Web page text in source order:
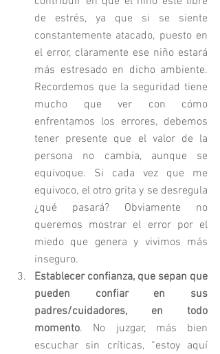
de estrés, ya que si se siente
constantemente atacado, puesto en
el error, claramente ese niño estará
más estresado en dicho ambiente.
Recordemos que la seguridad tiene
mucho que ver con cómo
enfrentamos los errores, debemos
tener presente que el valor de la
persona no cambia, aunque se
equivoque. Si cada vez que me
equivoco, el otro grita y se desregula
¿qué pasará? Obviamente no
queremos mostrar el error por el
miedo que genera y vivimos más
inseguro.
Establecer confianza, que sepan que
pueden confiar en sus
padres/cuidadores, en todo
momento. No juzgar, más bien
escuchar sin críticas, “estoy aquí